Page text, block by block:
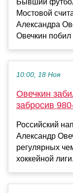
Мостовой
Александра
Овечкин побил
10:00, 18 Ноя
Овечкин
забросив
Российский
Александр
регулярных
хоккейной